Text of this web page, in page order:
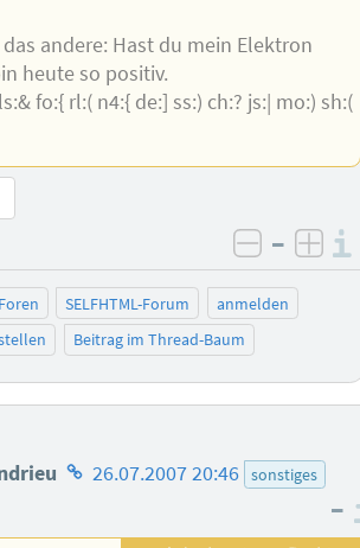
andere: Hast du mein Elektron
heute so positiv.
fo:{ rl:( n4:{ de:] ss:) ch:? js:| mo:) sh:(
negativ
–
SELFHTML-Forum
anmelden
Beitrag im Thread-Baum
Homepage
Autors
26.07.2007 20:46 sonstiges
–